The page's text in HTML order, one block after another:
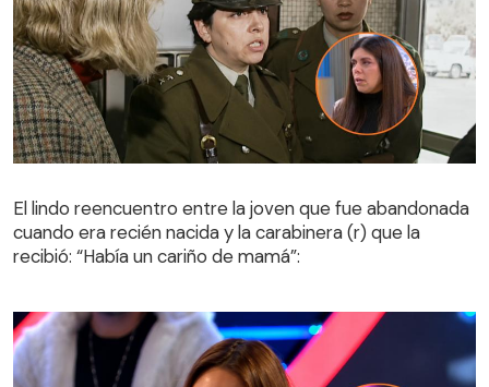
cuando era recién nacida y la carabinera (r) que la
recibió: “Había un cariño de mamá”:
El lindo reencuentro entre la joven que fue abandonada
cuando era recién nacida y la carabinera (r) que la
recibió: “Había un cariño de mamá”: